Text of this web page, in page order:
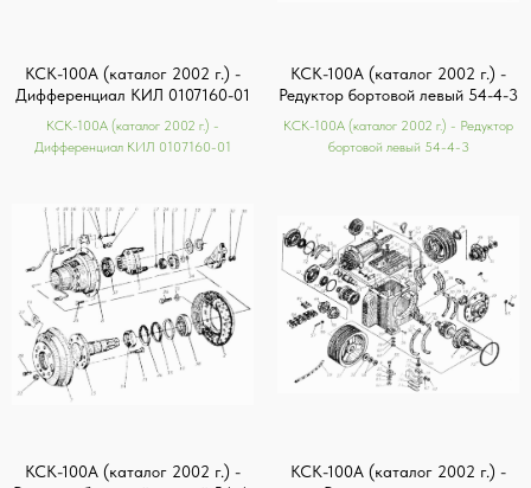
КСК-100А (каталог 2002 г.) -
Дифференциал КИЛ 0107160-01
КСК-100А (каталог 2002 г.) -
Дифференциал КИЛ 0107160-01
КСК-100А (каталог 2002 г.) -
Редуктор бортовой левый 54-4-3
КСК-100А (каталог 2002 г.) - Редуктор
бортовой левый 54-4-3
КСК-100А (каталог 2002 г.) -
КСК-100А (каталог 2002 г.) -